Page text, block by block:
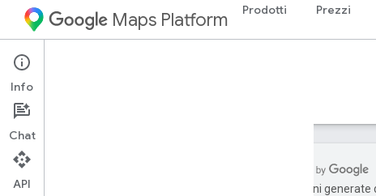
Maps Platform Prodotti Prezzi
Aerial View API
Guide
traduzioni
Info
Chat
API